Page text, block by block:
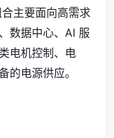
主要面向高需求
数据中心、AI 服
电机控制、电
的电源供应。